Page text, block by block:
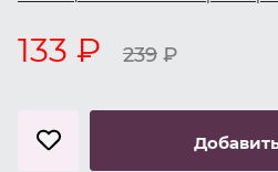
133 ₽ 239 ₽